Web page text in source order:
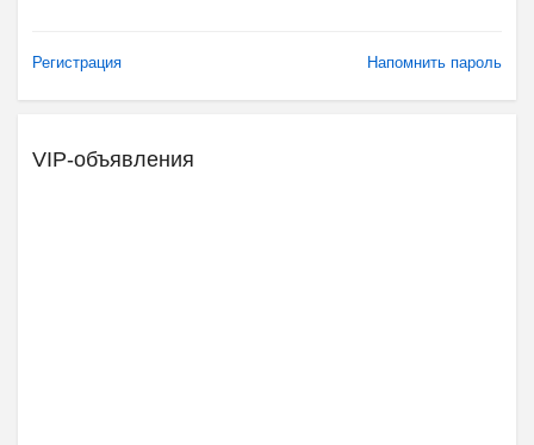
Регистрация Напомнить пароль
VIP-объявления